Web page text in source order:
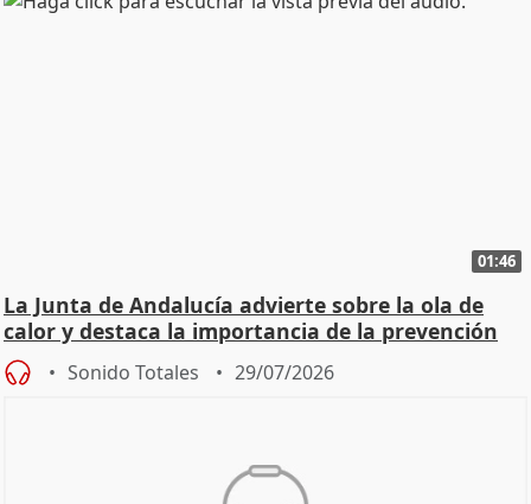
01:46
La Junta de Andalucía advierte sobre la ola de
calor y destaca la importancia de la prevención
Sonido Totales 29/07/2026